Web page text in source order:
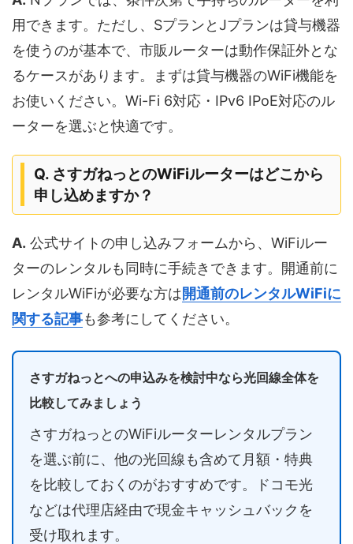
用できます。ただし、SプランとJプランは貸与機器
を使うのが基本で、市販ルーターは動作保証外とな
るケースがあります。まずは貸与機器のWiFi機能を
お使いください。Wi-Fi 6対応・IPv6 IPoE対応のル
ーターを選ぶと快適です。
Q. さすガねっとのWiFiルーターはどこから
申し込めますか？
A. 公式サイトの申し込みフォームから、WiFiルー
ターのレンタルも同時に手続きできます。開通前に
レンタルWiFiが必要な方は開通前のレンタルWiFiに
関する記事も参考にしてください。
さすガねっとへの申込みを検討中なら光回線全体を
比較してみましょう
さすガねっとのWiFiルーターレンタルプラン
を選ぶ前に、他の光回線も含めて月額・特典
を比較しておくのがおすすめです。ドコモ光
などは代理店経由で現金キャッシュバックを
受け取れます。